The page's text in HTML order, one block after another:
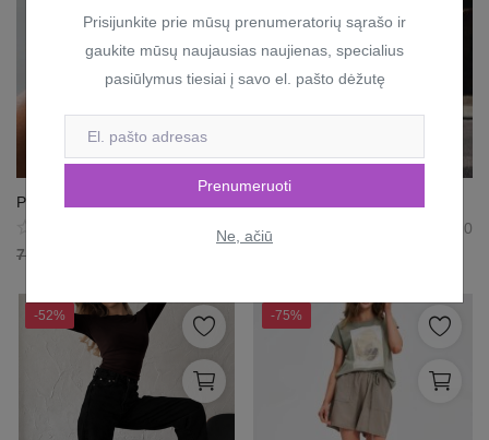
Prisijunkite prie mūsų prenumeratorių sąrašo ir
gaukite mūsų naujausias naujienas, specialius
pasiūlymus tiesiai į savo el. pašto dėžutę
Prenumeruoti
Ne, ačiū
Plaukų gumelės
7.99
0
-52% -75%